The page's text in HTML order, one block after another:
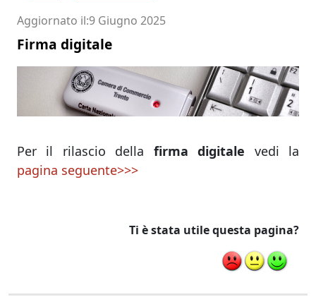
Aggiornato il 9 Giugno 2025
Firma digitale
Per il rilascio della firma digitale vedi la
pagina seguente>>>
Ti è stata utile questa pagina?